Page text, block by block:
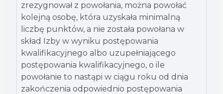
zrezygnował z powołania, można powołać
kolejną osobę, która uzyskała minimalną
liczbę punktów, a nie została powołana w
skład Izby w wyniku postępowania
kwalifikacyjnego albo uzupełniającego
postępowania kwalifikacyjnego, o ile
powołanie to nastąpi w ciągu roku od dnia
zakończenia odpowiednio postępowania